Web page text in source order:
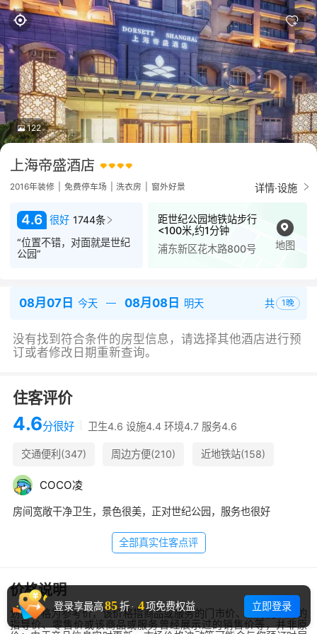
122
上海帝盛酒店
2016年装修 免费停车场 洗衣房 窗外好景 详情·设施
4.6 很好 1744条
“位置不错，对面就是世纪
公园”
距世纪公园地铁站步行
<100米,约1分钟
浦东新区花木路800号
地图
登录享最高85折· 4项免费权益 立即登录
08月07日 今天 08月08日 明天 共 1 晚
没有找到符合条件的房型信息，请选择其他酒店进行预
订或者修改日期重新查询。
住客评价
4.6分很好 卫生4.6 设施4.4 环境4.7 服务4.6
交通便利(347) 周边方便(210)
近地铁站(158)
早餐很棒(119)
COCO凌
房间宽敞干净卫生，景色很美，正对世纪公园，服务也很好
全部真实住客点评
价格说明
划线价格为参考价，该价格指商品或服务的门市价、服务提供商的
指导价、零售价或该商品或服务曾经展示过的销售价等，并非原